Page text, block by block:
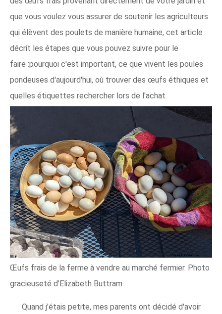
que vous voulez vous assurer de soutenir les agriculteurs
qui élèvent des poulets de manière humaine, cet article
décrit les étapes que vous pouvez suivre pour le
faire :pourquoi c'est important, ce que vivent les poules
pondeuses d'aujourd'hui, où trouver des œufs éthiques et
quelles étiquettes rechercher lors de l'achat.
Œufs frais de la ferme à vendre au marché fermier. Photo
gracieuseté d'Elizabeth Buttram.
Quand j'étais petite, mes parents ont décidé d'avoir